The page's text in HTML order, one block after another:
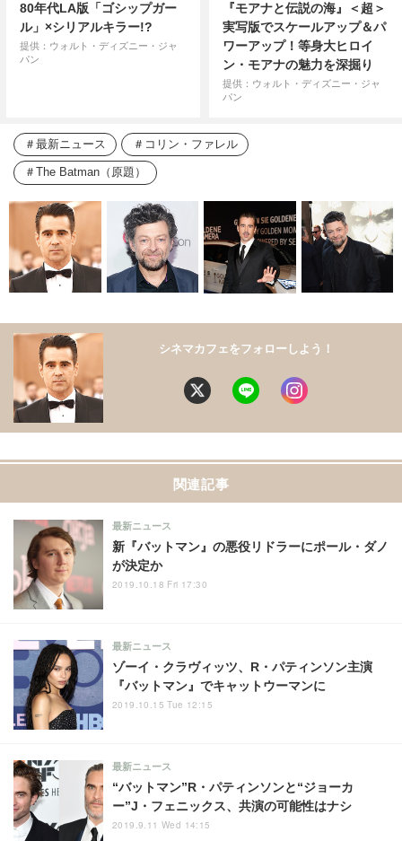
80年代LA版「ゴシップガー
ル」×シリアルキラー!?
提供：ウォルト・ディズニー・ジャ
パン
『モアナと伝説の海』＜超＞
実写版でスケールアップ＆パ
ワーアップ！等身大ヒロイ
ン・モアナの魅力を深掘り
提供：ウォルト・ディズニー・ジャ
パン
最新ニュース コリン・ファレル
The Batman（原題）
シネマカフェをフォローしよう！
関連記事
新『バットマン』の悪役リドラーにポール・ダノ
が決定か
最新ニュース
2019.10.18 Fri 17:30
ゾーイ・クラヴィッツ、R・パティンソン主演
『バットマン』でキャットウーマンに
最新ニュース
2019.10.15 Tue 12:15
“バットマン”R・パティンソンと“ジョーカ
ー”J・フェニックス、共演の可能性はナシ
最新ニュース
2019.9.11 Wed 14:15